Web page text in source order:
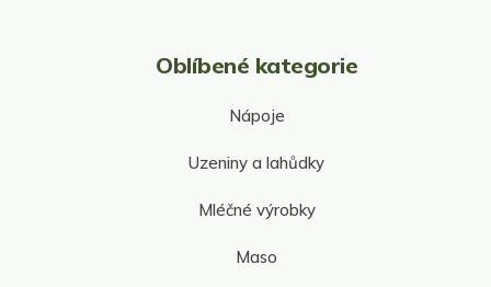
Oblíbené kategorie
Nápoje
Uzeniny a lahůdky
Mléčné výrobky
Maso